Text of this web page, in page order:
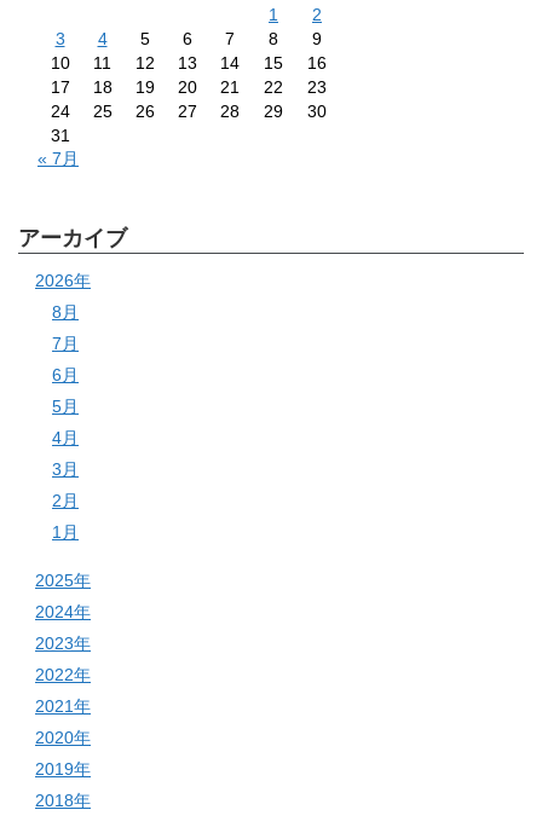
1
2
3
4 5 6 7 8
9
10
11 12 13 14 15
16
17
18 19 20 21 22
23
24
25 26 27 28 29
30
31
« 7月
アーカイブ
2026年
8月
7月
6月
5月
4月
3月
2月
1月
2025年
2024年
2023年
2022年
2021年
2020年
2019年
2018年